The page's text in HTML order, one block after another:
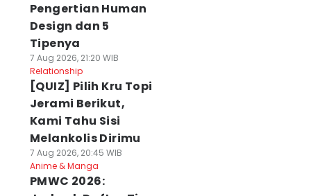
Pengertian Human
Design dan 5
Tipenya
7 Aug 2026, 21:20 WIB
Relationship
[QUIZ] Pilih Kru Topi
Jerami Berikut,
Kami Tahu Sisi
Melankolis Dirimu
7 Aug 2026, 20:45 WIB
Anime & Manga
PMWC 2026: